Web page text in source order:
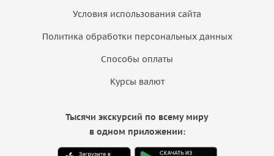
Условия использования сайта
Политика обработки персональных данных
Способы оплаты
Курсы валют
Тысячи экскурсий по всему миру
в одном приложении: